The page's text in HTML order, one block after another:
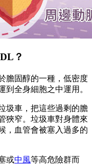
？
膽固醇的一種，低密度
到全身細胞之中運用。
圾車，把這些過剩的膽
狹窄。垃圾車對身體來
，血管會被塞入過多的
或中風等高危險群而